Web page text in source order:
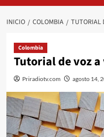
INICIO COLOMBIA TUTORIAL
Colombia
Tutorial de voz
Priradiotv.com agosto 14,